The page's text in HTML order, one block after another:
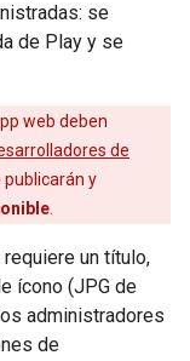
se
de Play y se
web deben
de
publicarán y
.
un título,
ícono (JPG de
administradores
de